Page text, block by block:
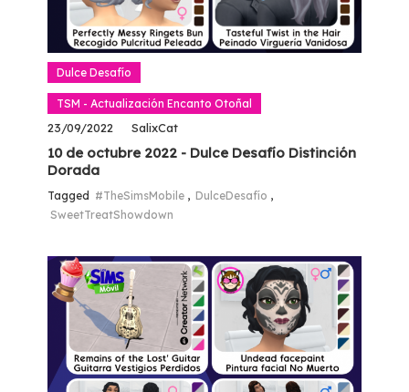
Dulce Desafío
TSM - Actualización Encanto Otoñal
23/09/2022 SalixCat
10 de octubre 2022 - Dulce Desafío Distinción
Dorada
Tagged #TheSimsMobile , DulceDesafío ,
SweetTreatShowdown